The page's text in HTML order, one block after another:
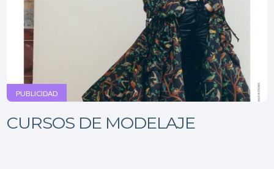
PUBLICIDAD
CURSOS DE MODELAJE